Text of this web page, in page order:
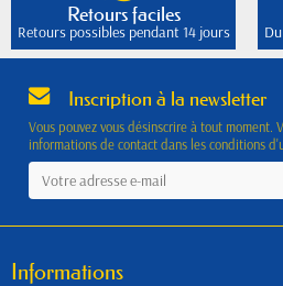
Retours faciles
Retours possibles pendant 14 jours
Inscription à la newsletter
Vous pouvez vous désinscrire à tout moment.
informations de contact dans les conditions
Informations